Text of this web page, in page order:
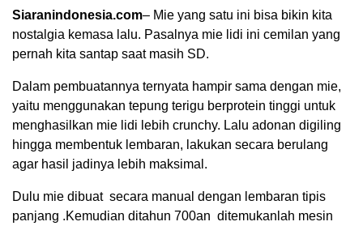
Siaranindonesia.com– Mie yang satu ini bisa bikin kita
nostalgia kemasa lalu. Pasalnya mie lidi ini cemilan yang
pernah kita santap saat masih SD.
Dalam pembuatannya ternyata hampir sama dengan mie,
yaitu menggunakan tepung terigu berprotein tinggi untuk
menghasilkan mie lidi lebih crunchy. Lalu adonan digiling
hingga membentuk lembaran, lakukan secara berulang
agar hasil jadinya lebih maksimal.
Dulu mie dibuat secara manual dengan lembaran tipis
panjang .Kemudian ditahun 700an ditemukanlah mesin